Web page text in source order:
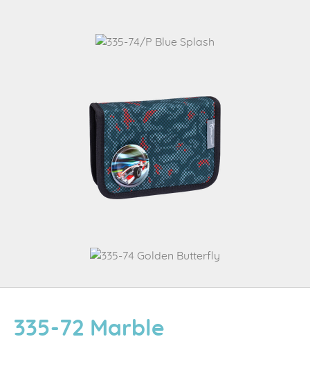
335-72 Marble